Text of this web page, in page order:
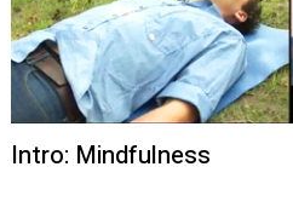
Intro: Mindfulness